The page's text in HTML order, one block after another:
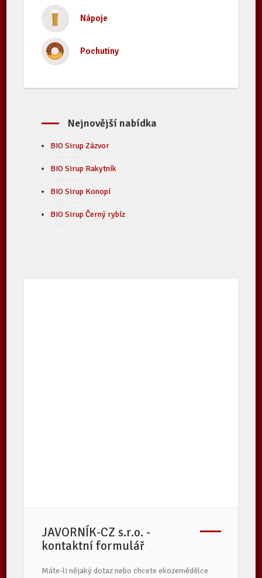
Nápoje
Pochutiny
Nejnovější nabídka
BIO Sirup Zázvor
BIO Sirup Rakytník
BIO Sirup Konopí
BIO Sirup Černý rybíz
JAVORNÍK-CZ s.r.o. -
kontaktní formulář
Máte-li nějaký dotaz nebo chcete ekozemědělce